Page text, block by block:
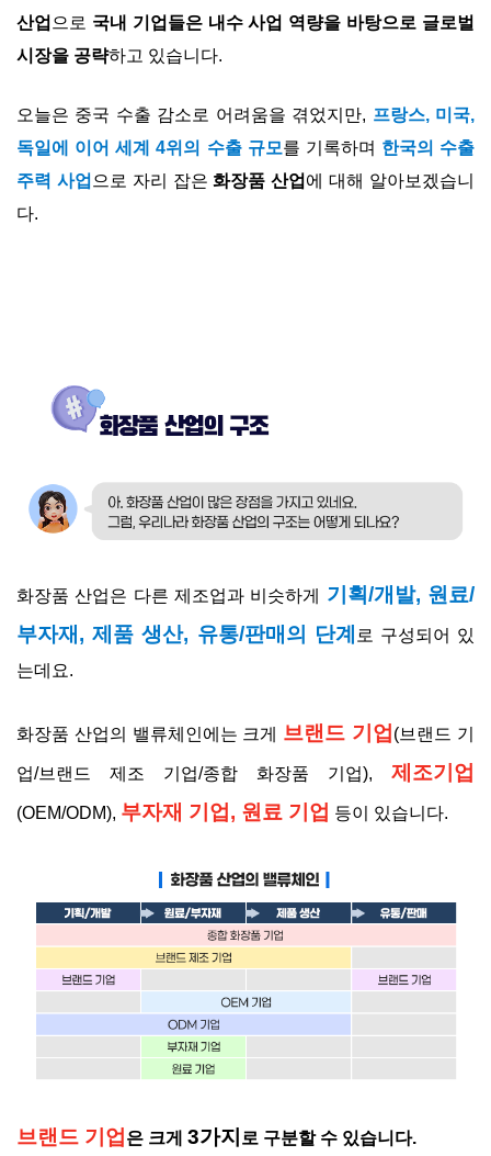
산업 으로 국내 기업들은 내수 사업 역량을 바탕으로 글로벌
시장을 공략하고 있습니다.
오늘은 중국 수출 감소로 어려움을 겪었지만, 프랑스, 미국,
독일에 이어 세계 4위의 수출 규모를 기록하며 한국의 수출
주력 사업 으로 자리 잡은화장품 산업 에 대해 알아보겠습니
다.
화장품 산업은 다른 제조업과 비슷하게 기획/개발, 원료/
부자재, 제품 생산, 유통/판매의 단계 로 구성되어 있
는데요.
화장품 산업의 밸류체인에는 크게 브랜드 기업 (브랜드 기
업/브랜드 제조 기업/종합 화장품 기업), 제조기업
(OEM/ODM), 부자재 기업, 원료 기업 등이 있습니다.
브랜드 기업 은 크게 3가지 로 구분할 수 있습니다.